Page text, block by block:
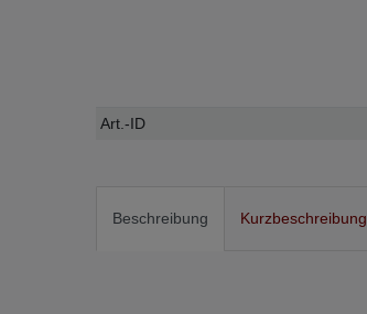
Technisches
Wert
Art.-ID
Beschreibung Kurzbeschreibung